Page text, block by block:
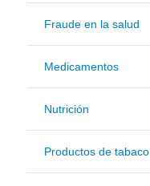
Fraude en la salud
Medicamentos
Nutrición
Productos de tabaco